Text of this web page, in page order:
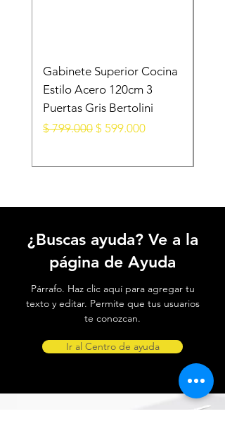
Gabinete Superior Cocina
Estilo Acero 120cm 3
Puertas Gris Bertolini
Precio
$ 799.000 Precio de oferta
$ 599.000
¿Buscas ayuda? Ve a la
página de Ayuda
Párrafo. Haz clic aquí para agregar tu
texto y editar. Permite que tus usuarios
te conozcan.
Ir al Centro de ayuda